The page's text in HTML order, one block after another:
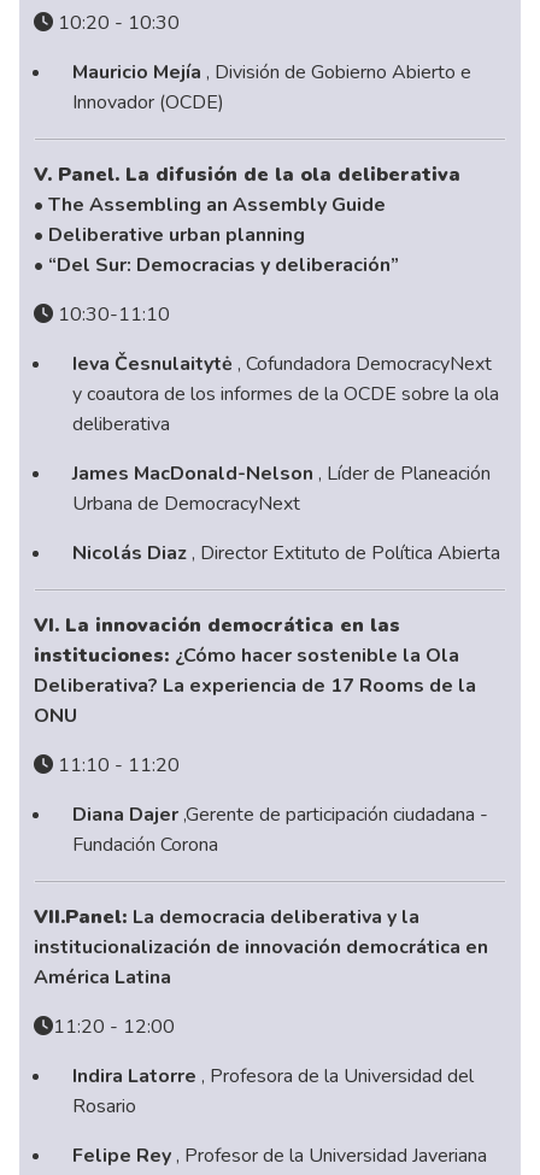
10:20 - 10:30
Mauricio Mejía , División de Gobierno Abierto e
Innovador (OCDE)
V. Panel. La difusión de la ola deliberativa
• The Assembling an Assembly Guide
• Deliberative urban planning
• “Del Sur: Democracias y deliberación”
10:30-11:10
Ieva Česnulaitytė , Cofundadora DemocracyNext
y coautora de los informes de la OCDE sobre la ola
deliberativa
James MacDonald-Nelson , Líder de Planeación
Urbana de DemocracyNext
Nicolás Diaz , Director Extituto de Política Abierta
VI. La innovación democrática en las
instituciones: ¿Cómo hacer sostenible la Ola
Deliberativa? La experiencia de 17 Rooms de la
ONU
11:10 - 11:20
Diana Dajer ,Gerente de participación ciudadana -
Fundación Corona
VII.Panel: La democracia deliberativa y la
institucionalización de innovación democrática en
América Latina
11:20 - 12:00
Indira Latorre , Profesora de la Universidad del
Rosario
Felipe Rey , Profesor de la Universidad Javeriana